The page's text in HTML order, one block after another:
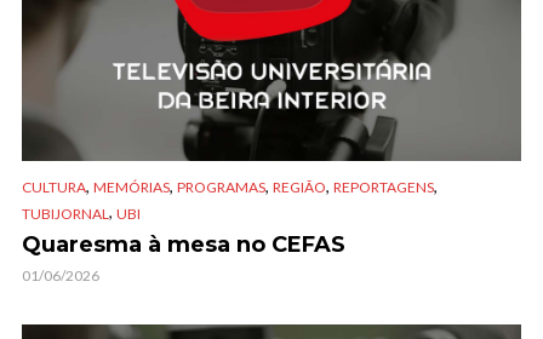
CULTURA, MEMÓRIAS, PROGRAMAS, REGIÃO, REPORTAGENS,
TUBIJORNAL , UBI
Quaresma à mesa no CEFAS
01/06/2026